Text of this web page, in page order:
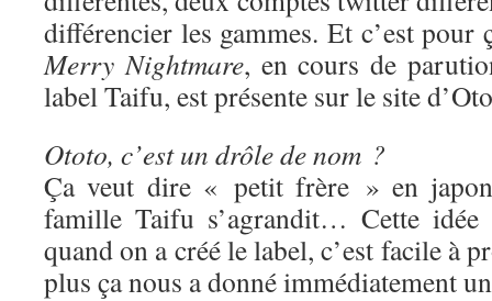
différencier les gammes. Et c’est pour
Merry Nightmare, en cours de
label Taifu, est présente sur le site
Ototo, c’est un drôle de nom ?
Ça veut dire « petit frère » en
famille Taifu s’agrandit… Cette idée
quand on a créé le label, c’est facile à
plus ça nous a donné immédiatement